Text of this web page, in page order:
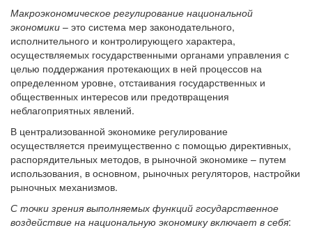
Макроэкономическое регулирование национальной
экономики – это система мер законодательного,
исполнительного и контролирующего характера,
осуществляемых государственными органами управления с
целью поддержания протекающих в ней процессов на
определенном уровне, отстаивания государственных и
общественных интересов или предотвращения
неблагоприятных явлений.
В централизованной экономике регулирование
осуществляется преимущественно с помощью директивных,
распорядительных методов, в рыночной экономике – путем
использования, в основном, рыночных регуляторов, настройки
рыночных механизмов.
С точки зрения выполняемых функций государственное
воздействие на национальную экономику включает в себя: